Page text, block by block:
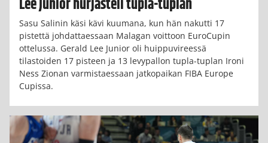
Lee Junior hurjasteli tupla-tuplan
Sasu Salinin käsi kävi kuumana, kun hän nakutti 17
pistettä johdattaessaan Malagan voittoon EuroCupin
ottelussa. Gerald Lee Junior oli huippuvireessä
tilastoiden 17 pisteen ja 13 levypallon tupla-tuplan Ironi
Ness Zionan varmistaessaan jatkopaikan FIBA Europe
Cupissa.